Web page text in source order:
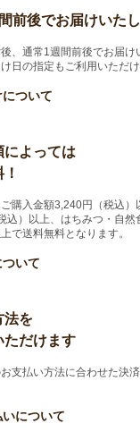
前後でお届けいた
、通常1週間前後でお届け
日の指定もご利用いただけ
ついて
によっては
購入金額3,240円（税込）
込）以上、はちみつ・自然
上で送料無料となります。
いて
法を
ただけます
支払い方法に合わせた決
いについて